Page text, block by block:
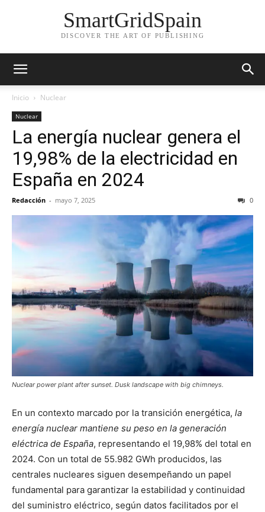
SmartGridSpain
DISCOVER THE ART OF PUBLISHING
Inicio Nuclear
Nuclear
La energía nuclear genera el
19,98% de la electricidad en
España en 2024
Redacción - mayo 7, 2025 0
Nuclear power plant after sunset. Dusk landscape with big chimneys.
En un contexto marcado por la transición energética, la
energía nuclear mantiene su peso en la generación
eléctrica de España, representando el 19,98% del total en
2024. Con un total de 55.982 GWh producidos, las
centrales nucleares siguen desempeñando un papel
fundamental para garantizar la estabilidad y continuidad
del suministro eléctrico, según datos facilitados por el